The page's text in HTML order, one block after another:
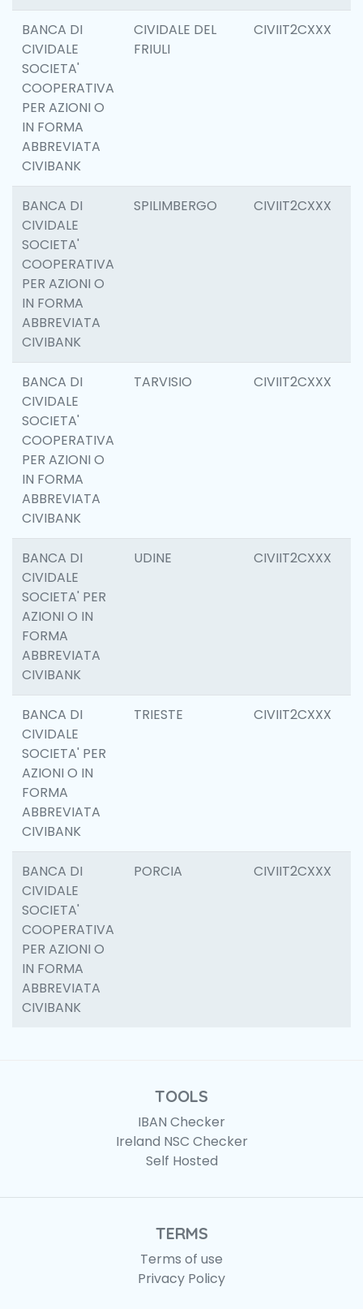
BANCA DI
CIVIDALE
SOCIETA'
COOPERATIVA
PER AZIONI O
IN FORMA
ABBREVIATA
CIVIBANK
CIVIDALE DEL
FRIULI
CIVIIT2CXXX
BANCA DI
CIVIDALE
SOCIETA'
COOPERATIVA
PER AZIONI O
IN FORMA
ABBREVIATA
CIVIBANK
SPILIMBERGO CIVIIT2CXXX
BANCA DI
CIVIDALE
SOCIETA'
COOPERATIVA
PER AZIONI O
IN FORMA
ABBREVIATA
CIVIBANK
TARVISIO CIVIIT2CXXX
BANCA DI
CIVIDALE
SOCIETA' PER
AZIONI O IN
FORMA
ABBREVIATA
CIVIBANK
UDINE CIVIIT2CXXX
BANCA DI
CIVIDALE
SOCIETA' PER
AZIONI O IN
FORMA
ABBREVIATA
CIVIBANK
TRIESTE CIVIIT2CXXX
BANCA DI
CIVIDALE
SOCIETA'
COOPERATIVA
PER AZIONI O
IN FORMA
ABBREVIATA
CIVIBANK
PORCIA CIVIIT2CXXX
TOOLS
IBAN Checker
Ireland NSC Checker
Self Hosted
TERMS
Terms of use
Privacy Policy